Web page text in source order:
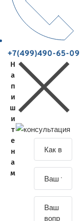
+7(499)490-65-09
Н
а
п
и
ш
и
т
е
н
а
м